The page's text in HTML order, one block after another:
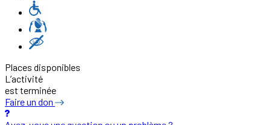
Places disponibles
L’activité
est terminée
Faire un don